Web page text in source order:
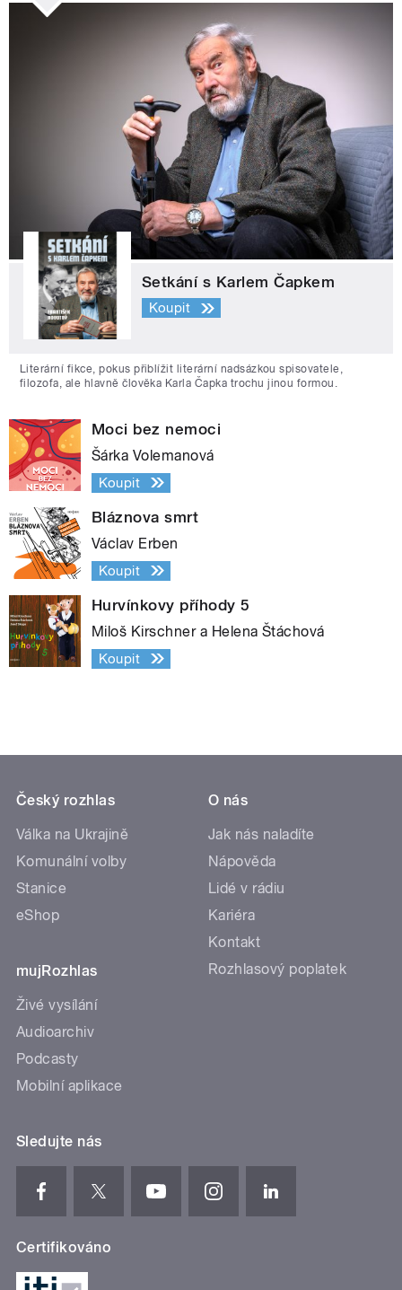
Setkání s Karlem Čapkem
Koupit
Literární fikce, pokus přiblížit literární nadsázkou spisovatele,
filozofa, ale hlavně člověka Karla Čapka trochu jinou formou.
Moci bez nemoci
Šárka Volemanová
Koupit
Bláznova smrt
Václav Erben
Koupit
Hurvínkovy příhody 5
Miloš Kirschner a Helena Štáchová
Koupit
Český rozhlas
Válka na Ukrajině
Komunální volby
Stanice
eShop
mujRozhlas
Živé vysílání
Audioarchiv
Podcasty
Mobilní aplikace
O nás
Jak nás naladíte
Nápověda
Lidé v rádiu
Kariéra
Kontakt
Rozhlasový poplatek
Sledujte nás
Certifikováno